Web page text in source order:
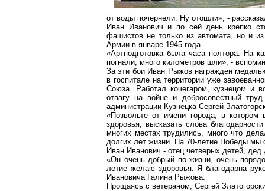
от воды почернели. Ну отошли», -
Иван Иванович и по сей день крепко
фашистов не только из автомата, но и
Армии в январе 1945 года.
«Артподготовка была часа полтора. На
погнали, много километров шли», -
За эти бои Иван Рыжов награжден
в госпитале на территории уже
Союза. Работал кочегаром, кузнецом и
отвагу на войне и добросовестный
администрации Кузнецка Сергей
«Позвольте от имени города, в
здоровья, высказать слова
многих местах трудились, много что
долгих лет жизни. На 70-летие Победы мы
Иван Иванович - отец четверых детей, дед
«Он очень добрый по жизни, очень
летие желаю здоровья. Я благодарна
Ивановича Галина Рыжова.
Прощаясь с ветераном, Сергей